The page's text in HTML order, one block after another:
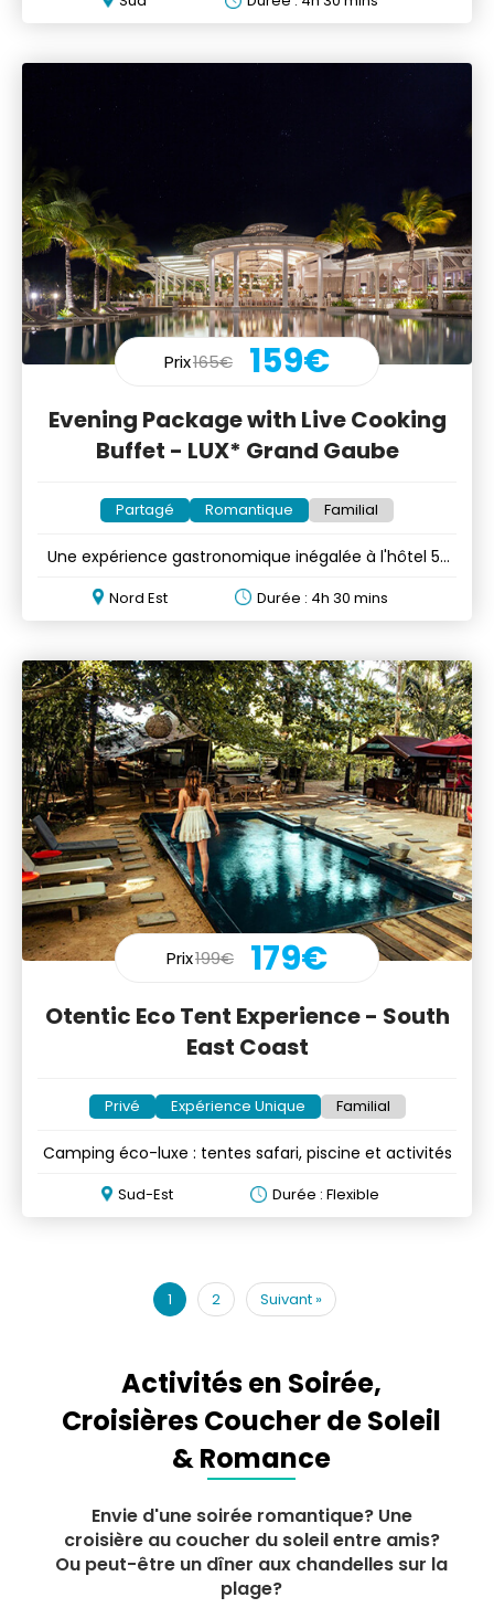
Prix165€ 159€
Evening Package with Live Cooking
Buffet - LUX* Grand Gaube
Partagé Romantique Familial
Une expérience gastronomique inégalée à l'hôtel 5*
Nord Est Durée : 4h 30 mins
Prix199€ 179€
Otentic Eco Tent Experience - South
East Coast
Privé Expérience Unique Familial
Camping éco-luxe : tentes safari, piscine et activités
Sud-Est Durée : Flexible
1 2 Suivant »
Activités en Soirée,
Croisières Coucher de Soleil
& Romance
Envie d'une soirée romantique? Une
croisière au coucher du soleil entre amis?
Ou peut-être un dîner aux chandelles sur la
plage?